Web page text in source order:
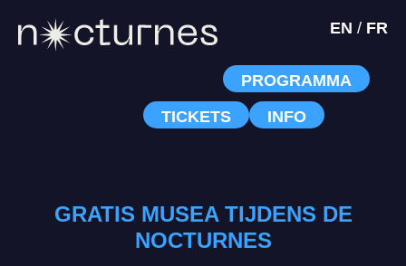
PROGRAMMA
TICKETS
INFO
EN / FR
GRATIS MUSEA TIJDENS DE
NOCTURNES